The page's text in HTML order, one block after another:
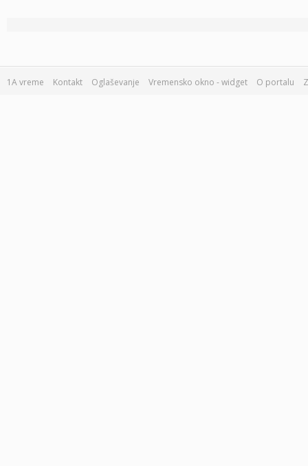
1A vreme Kontakt Oglaševanje Vremensko okno - widget O portalu